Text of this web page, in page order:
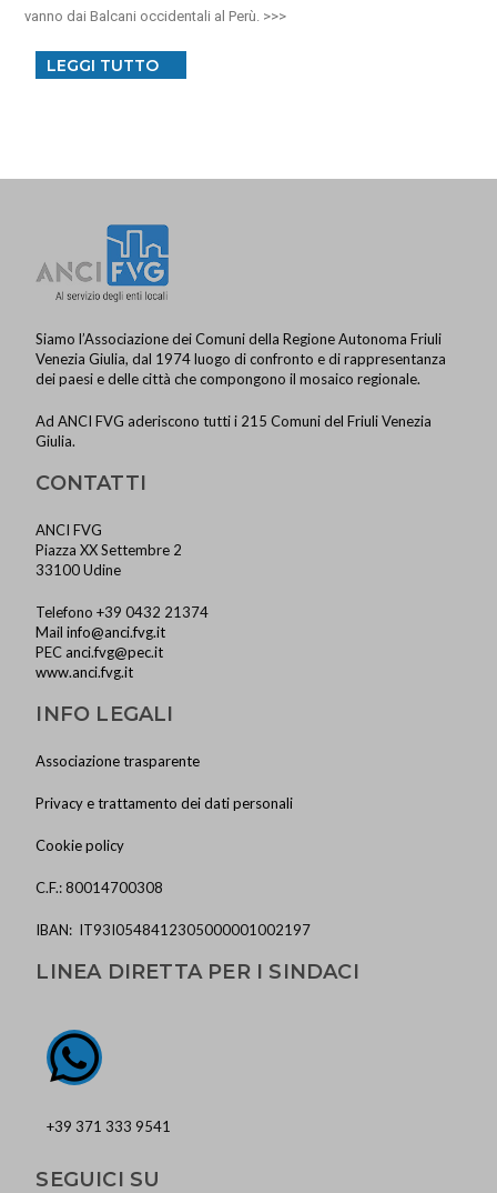
vanno dai Balcani occidentali al Perù.
LEGGI TUTTO
Siamo l’Associazione dei Comuni della Regione Autonoma Friuli
Venezia Giulia, dal 1974 luogo di confronto e di rappresentanza
dei paesi e delle città che compongono il mosaico regionale.
Ad ANCI FVG aderiscono tutti i 215 Comuni del Friuli Venezia
Giulia.
CONTATTI
ANCI FVG
Piazza XX Settembre 2
33100 Udine
Telefono +39 0432 21374
Mailinfo@anci.fvg.it
PEC anci.fvg@pec.it
www.anci.fvg.it
INFO LEGALI
Associazione trasparente
Privacy e trattamento dei dati personali
Cookie policy
C.F.: 80014700308
IBAN: IT93I0548412305000001002197
LINEA DIRETTA PER I SINDACI
+39 371 333 9541
SEGUICI SU